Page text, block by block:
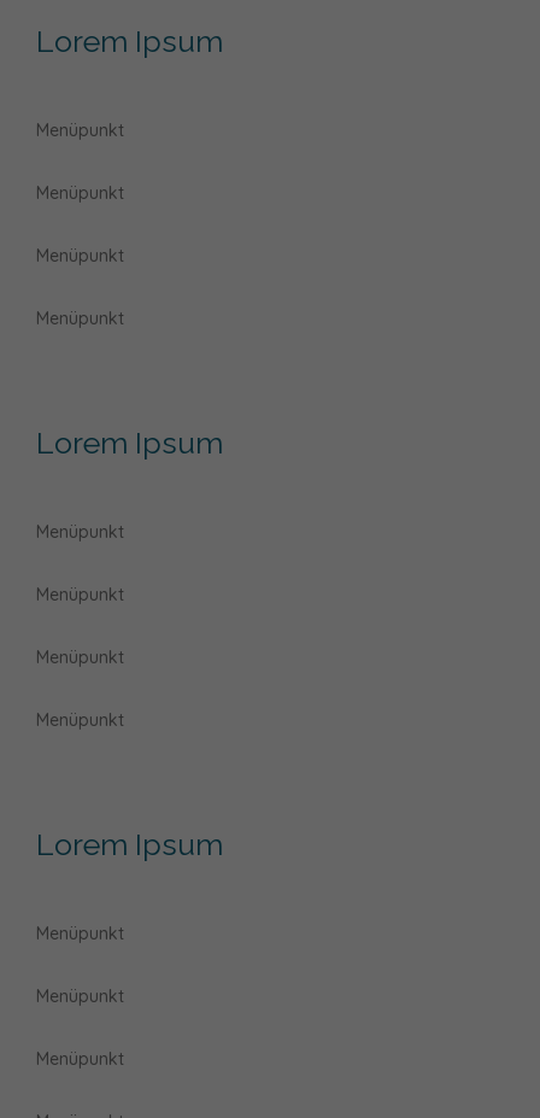
Lorem Ipsum
Menüpunkt
Menüpunkt
Menüpunkt
Menüpunkt
Lorem Ipsum
Menüpunkt
Menüpunkt
Menüpunkt
Menüpunkt
Lorem Ipsum
Menüpunkt
Menüpunkt
Menüpunkt